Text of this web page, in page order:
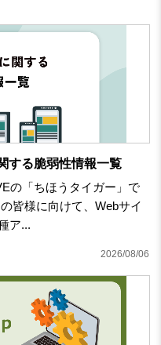
する脆弱性情報一覧
の「ちほうタイガー」で
皆様に向けて、Webサイ
ア...
2026/08/06